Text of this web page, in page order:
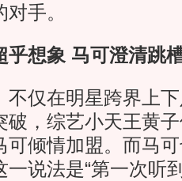
手。
想象 马可澄清跳
仅在明星跨界上下
破，综艺小天王黄
可倾情加盟。而马
说法是“第一次听